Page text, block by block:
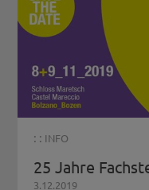
: : INFO
25 Jahre
3.12.2019